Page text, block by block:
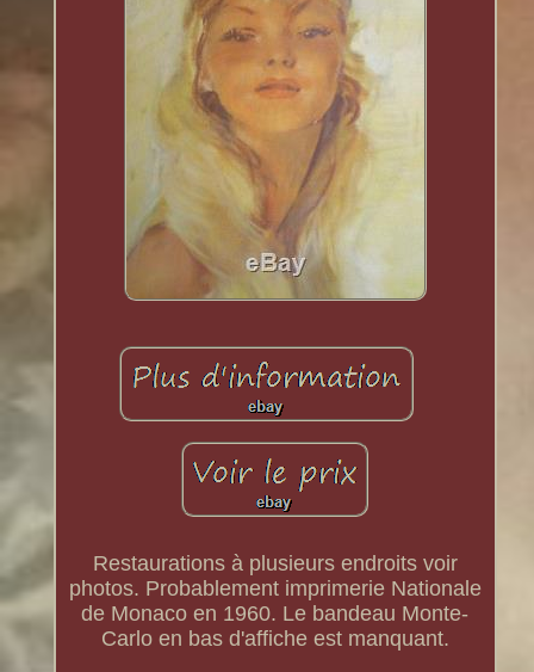
Restaurations à plusieurs endroits voir
photos. Probablement imprimerie Nationale
de Monaco en 1960. Le bandeau Monte-
Carlo en bas d'affiche est manquant.